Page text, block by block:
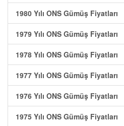
1980 Yılı ONS Gümüş Fiyatları
1979 Yılı ONS Gümüş Fiyatları
1978 Yılı ONS Gümüş Fiyatları
1977 Yılı ONS Gümüş Fiyatları
1976 Yılı ONS Gümüş Fiyatları
1975 Yılı ONS Gümüş Fiyatları